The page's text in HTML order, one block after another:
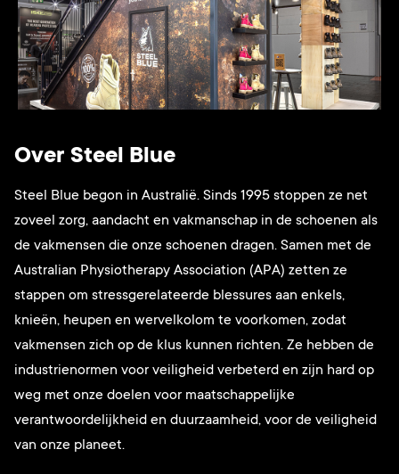
Over Steel Blue
Steel Blue begon in Australië. Sinds 1995 stoppen ze net
zoveel zorg, aandacht en vakmanschap in de schoenen als
de vakmensen die onze schoenen dragen. Samen met de
Australian Physiotherapy Association (APA) zetten ze
stappen om stressgerelateerde blessures aan enkels,
knieën, heupen en wervelkolom te voorkomen, zodat
vakmensen zich op de klus kunnen richten. Ze hebben de
industrienormen voor veiligheid verbeterd en zijn hard op
weg met onze doelen voor maatschappelijke
verantwoordelijkheid en duurzaamheid, voor de veiligheid
van onze planeet.